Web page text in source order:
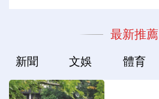
最新推薦
新聞 文娛 體育